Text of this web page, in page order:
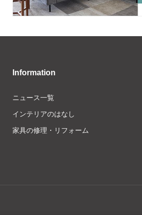
Information
ニュース一覧
インテリアのはなし
家具の修理・リフォーム